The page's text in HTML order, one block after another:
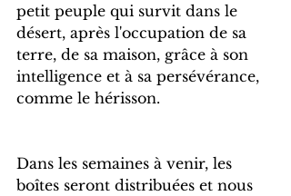
petit peuple qui survit dans le
désert, après l'occupation de sa
terre, de sa maison, grâce à son
intelligence et à sa persévérance,
comme le hérisson.
Dans les semaines à venir, les
boîtes seront distribuées et nous